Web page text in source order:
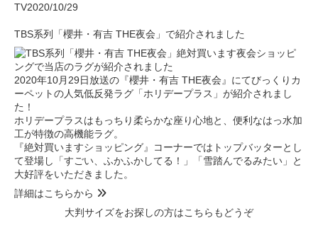
TV2020/10/29
TBS系列「櫻井・有吉 THE夜会」で紹介されました
2020年10月29日放送の『櫻井・有吉 THE夜会』にてびっくりカ
ーペットの人気低反発ラグ「ホリデープラス」が紹介されまし
た！
ホリデープラスはもっちり柔らかな座り心地と、便利なはっ水加
工が特徴の高機能ラグ。
『絶対買いますショッピング』コーナーではトップバッターとし
て登場し「すごい、ふかふかしてる！」「雪踏んでるみたい」と
大好評をいただきました。
詳細はこちらから
大判サイズをお探しの方はこちらもどうぞ